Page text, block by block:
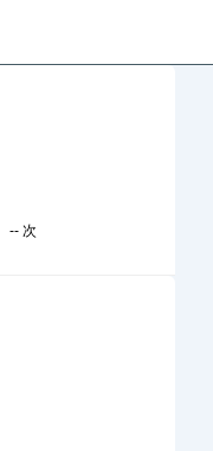
-- 次